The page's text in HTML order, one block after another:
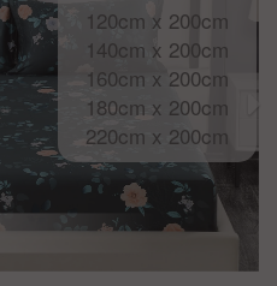
120cm x 200cm
140cm x 200cm
160cm x 200cm
180cm x 200cm
220cm x 200cm